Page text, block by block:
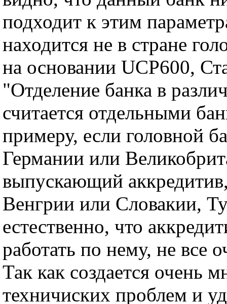
подходит к этим
находится не в стране
на основании UCP600,
"Отделение банка в
считается отдельными
примеру, если головной
Германии или
выпускающий
Венгрии или Словакии,
естественно, что
работать по нему, не все
Так как создается очень
техничиских проблем и